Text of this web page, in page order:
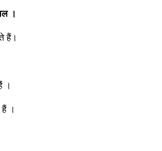
।
हैं।
।
।